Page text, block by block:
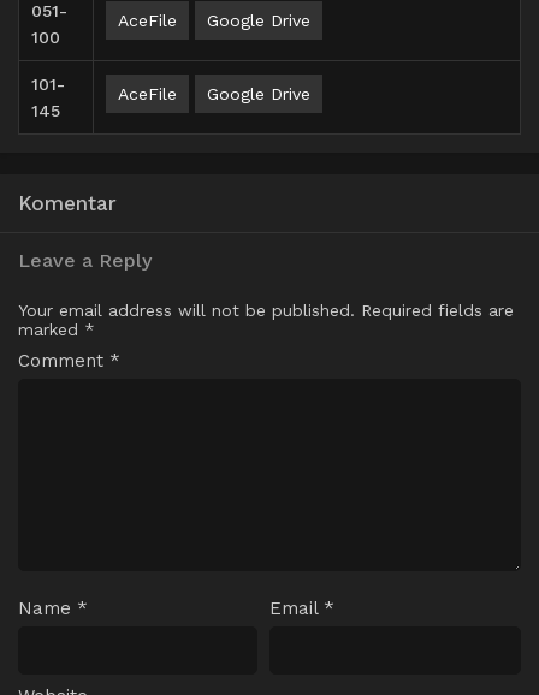
051-
100
AceFile Google Drive
101-
145
AceFile Google Drive
Komentar
Leave a Reply
Your email address will not be published. Required fields are
marked *
Comment *
Name * Email *